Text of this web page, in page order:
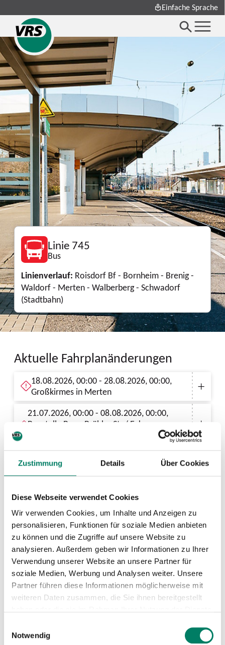
Zustimmung Details Über Cookies
Diese Webseite verwendet Cookies
Wir verwenden Cookies, um Inhalte und Anzeigen zu
personalisieren, Funktionen für soziale Medien anbieten
zu können und die Zugriffe auf unsere Website zu
analysieren. Außerdem geben wir Informationen zu Ihrer
Verwendung unserer Website an unsere Partner für
soziale Medien, Werbung und Analysen weiter. Unsere
Partner führen diese Informationen möglicherweise mit
weiteren Daten zusammen, die Sie ihnen bereitgestellt
Notwendig
Einfache Sprache
Linie 745
Bus
Linienverlauf: Roisdorf Bf - Bornheim - Brenig -
Waldorf - Merten - Walberberg - Schwadorf
(Stadtbahn)
Aktuelle Fahrplanänderungen
18.08.2026, 00:00 - 28.08.2026, 00:00,
Großkirmes in Merten
21.07.2026, 00:00 - 08.08.2026, 00:00,
Baustelle Bonn Brühler Str./ Ecke
Sperrung der Straße Straufsberg in Bornheim
Download
PDF4.6 MIB
Linienkarte
PDF131 KIB
Mini-Fahrplan
Regionalverkehr Köln GmbH